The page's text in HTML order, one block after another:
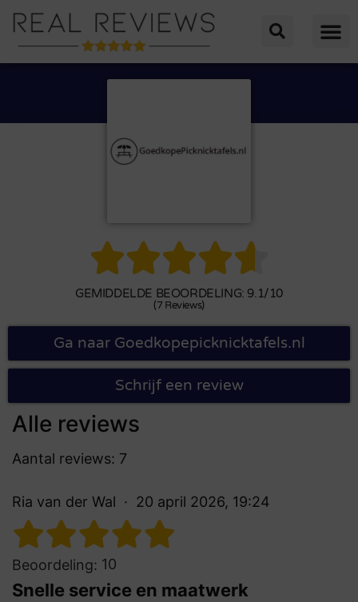

GEMIDDELDE BEOORDELING: 9.1/10
(7 Reviews)
Ga naar Goedkopepicknicktafels.nl
Schrijf een review
Alle reviews
Aantal reviews: 7
Ria van der Wal 20 april 2026, 19:24
Beoordeling: 10
Snelle service en maatwerk